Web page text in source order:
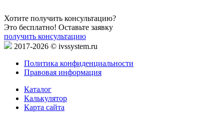
Хотите получить консультацию?
Это бесплатно! Оставьте заявку
получить консультацию
2017-2026 © ivssystem.ru
Политика конфиденциальности
Правовая информация
Каталог
Калькулятор
Карта сайта